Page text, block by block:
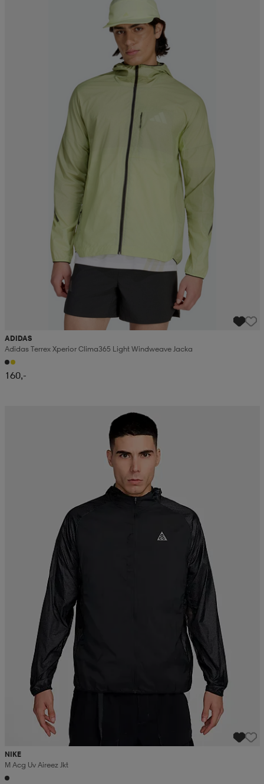
ADIDAS
Adidas Terrex Xperior Clima365 Light Windweave Jacka
160,-
NIKE
M Acg Uv Aireez Jkt